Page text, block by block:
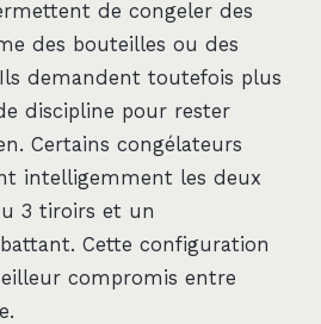
de congeler des
des bouteilles ou des
demandent toutefois plus
discipline pour rester
Certains congélateurs
intelligemment les deux
3 tiroirs et un
Cette configuration
compromis entre